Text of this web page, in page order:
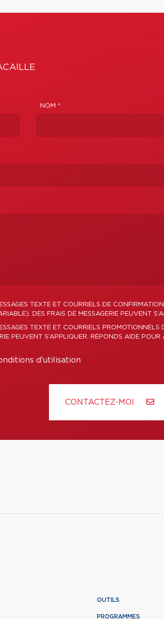
NOM *
TEXTE ET COURRIELS DE
DES FRAIS DE MESSAGERIE PEUVENT
TEXTE ET COURRIELS
PEUVENT S’APPLIQUER. RÉPONDS AIDE POUR
d'utilisation
CONTACTEZ-MOI
OUTILS
PROGRAMMES